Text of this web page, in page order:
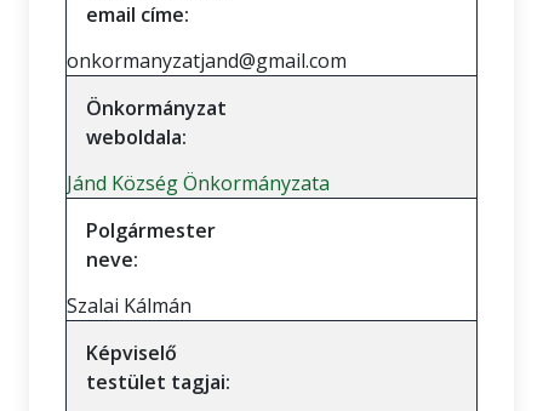
email címe:
onkormanyzatjand@gmail.com
Önkormányzat
weboldala:
Jánd Község Önkormányzata
Polgármester
neve:
Szalai Kálmán
Képviselő
testület tagjai: